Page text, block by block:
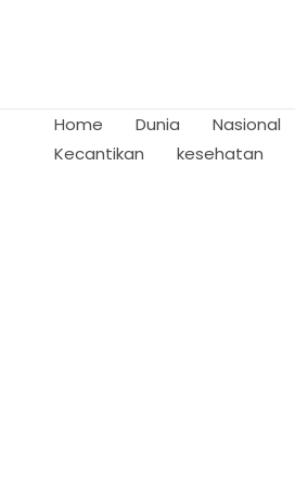
Home Dunia Nasional
Kecantikan
kesehatan